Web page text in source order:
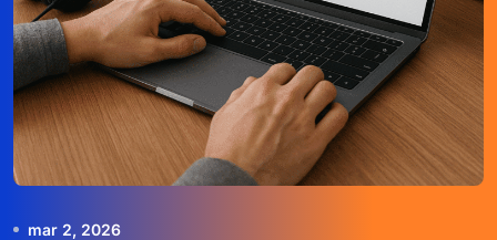
mar 2, 2026